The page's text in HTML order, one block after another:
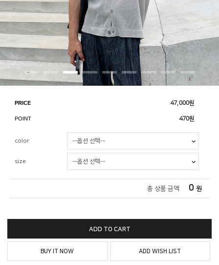
PRICE 47,000원
POINT 470원
color
size
총 상품 금액 0 원
ADD TO CART
BUY IT NOW ADD WISH LIST